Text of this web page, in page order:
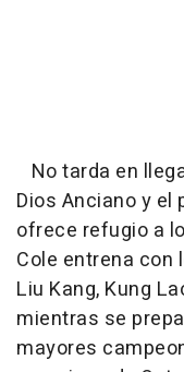
No tarda en
Dios Anciano y el
ofrece refugio a
Cole entrena con
Liu Kang, Kung
mientras se
mayores